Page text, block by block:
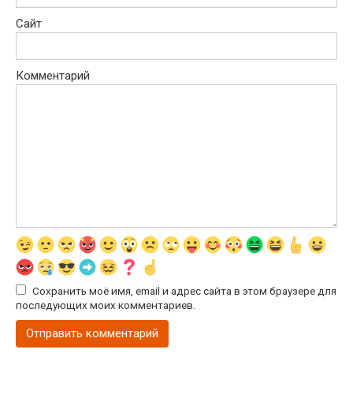
Сайт
Комментарий
Сохранить моё имя, email и адрес сайта в этом браузере для
последующих моих комментариев.